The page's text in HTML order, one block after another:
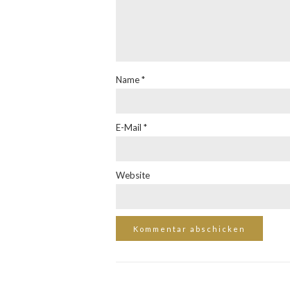
Name*
E-Mail *
Website